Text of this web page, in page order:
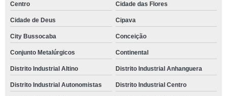
Centro Cidade das Flores
Cidade de Deus Cipava
City Bussocaba Conceição
Conjunto Metalúrgicos Continental
Distrito Industrial Altino Distrito Industrial Anhanguera
Distrito Industrial Autonomistas Distrito Industrial Centro